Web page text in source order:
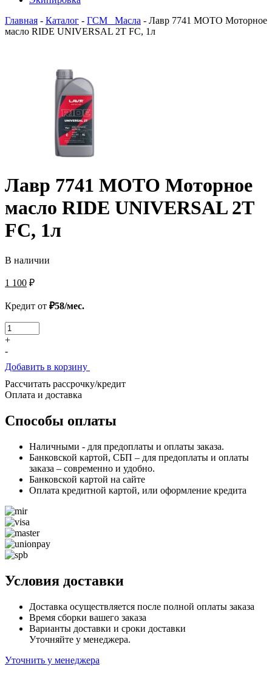
Главная - Каталог - ГСМ _Масла - Лавр 7741 МОТО Моторное
масло RIDE UNIVERSAL 2T FC, 1л
Лавр 7741 МОТО Моторное
масло RIDE UNIVERSAL 2T
FC, 1л
В наличии
1 100 ₽
Кредит от ₽58/мес.
Количество
товара
МОТО
Моторное
масло
UNIVERSAL
2T
+
-
Добавить в корзину
Рассчитать рассрочку/кредит
Оплата и доставка
Способы оплаты
Наличными - для предоплаты и оплаты заказа.
Банковской картой, СБП – для предоплаты и оплаты
заказа – современно и удобно.
Банковской картой на сайте
Оплата кредитной картой, или оформление кредита
Условия доставки
Доставка осуществляется после полной оплаты заказа
Время сборки вашего заказа
Варианты доставки и сроки доставки
Уточняйте у менеджера.
Уточнить у менеджера